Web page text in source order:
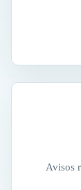
Avisos